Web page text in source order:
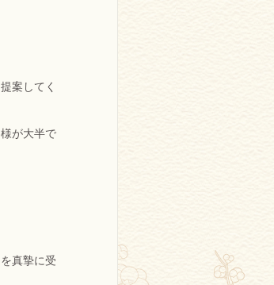
案してく
が大半で
真摯に受